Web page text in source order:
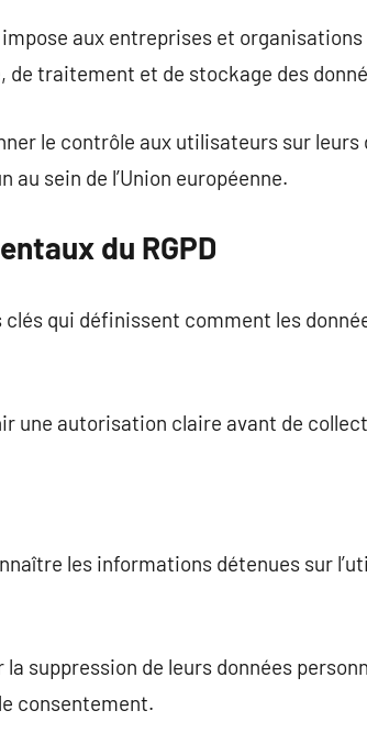
aux entreprises et
traitement et de stockage des
le contrôle aux utilisateurs sur leurs
sein de l’Union européenne.
du RGPD
clés qui définissent comment les
une autorisation claire avant de
les informations détenues sur
suppression de leurs données
consentement.